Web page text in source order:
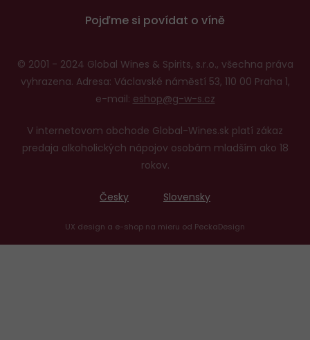
Pojďme si povídat o víně
© 2001 - 2024 Global Wines & Spirits, s.r.o., všechna práva
vyhrazena. Adresa: Václavské náměstí 53, 110 00 Praha 1,
e-mail: eshop@g-w-s.cz
V internetovom obchode Global-Wines.sk platí zákaz
predaja alkoholických nápojov osobám mladším ako 18
rokov.
Česky Slovensky
UX design a e-shop na mieru od PeckaDesign